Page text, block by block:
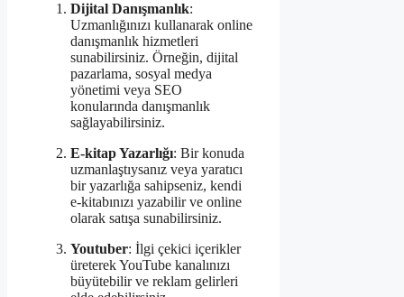
Dijital Danışmanlık:
Uzmanlığınızı kullanarak online
danışmanlık hizmetleri
sunabilirsiniz. Örneğin, dijital
pazarlama, sosyal medya
yönetimi veya SEO
konularında danışmanlık
sağlayabilirsiniz.
E-kitap Yazarlığı: Bir konuda
uzmanlaştıysanız veya yaratıcı
bir yazarlığa sahipseniz, kendi
e-kitabınızı yazabilir ve online
olarak satışa sunabilirsiniz.
Youtuber: İlgi çekici içerikler
üreterek YouTube kanalınızı
büyütebilir ve reklam gelirleri